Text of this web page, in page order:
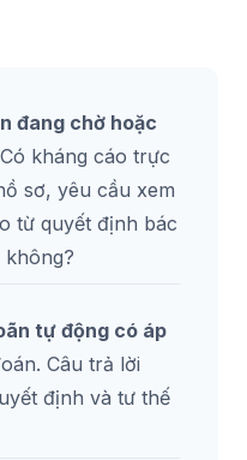
đang chờ hoặc
Có kháng cáo trực
sơ, yêu cầu xem
từ quyết định bác
tự động có áp
Câu trả lời
định và tư thế